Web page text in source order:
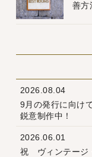
善方
2026.08.04
9月の発行に向け
鋭意制作中！
2026.06.01
祝 ヴィンテージ